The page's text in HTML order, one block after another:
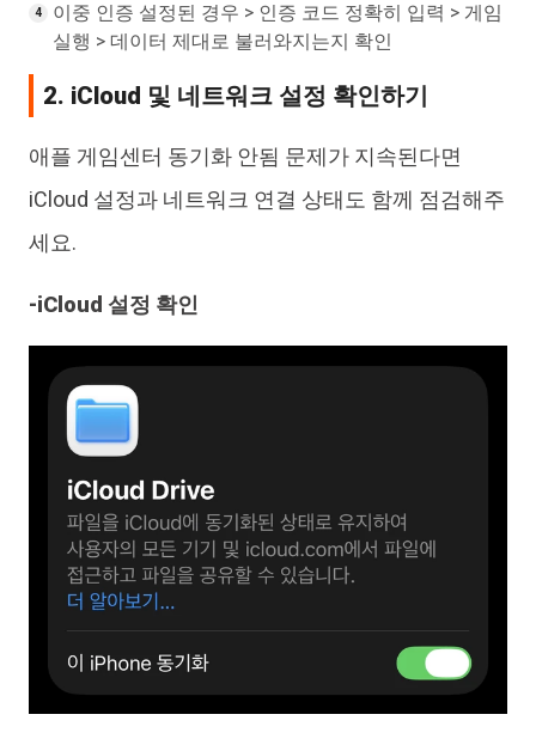
이중 인증 설정된 경우 > 인증 코드 정확히 입력 > 게임
실행 > 데이터 제대로 불러와지는지 확인
2. iCloud 및 네트워크 설정 확인하기
애플 게임센터 동기화 안됨 문제가 지속된다면
iCloud 설정과 네트워크 연결 상태도 함께 점검해주
세요.
-iCloud 설정 확인